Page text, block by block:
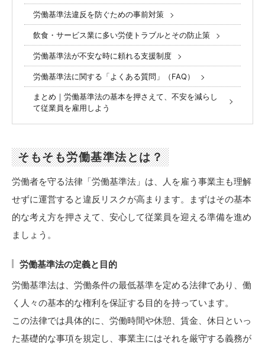
労働基準法違反を防ぐための事前対策
飲食・サービス業に多い労使トラブルとその防止策
労働基準法が不安な時に頼れる支援制度
労働基準法に関する「よくある質問」（FAQ）
まとめ｜労働基準法の基本を押さえて、不安を減らし
て従業員を雇用しよう
そもそも労働基準法とは？
労働者を守る法律「労働基準法」は、人を雇う事業主も理解
せずに運営すると違反リスクが高まります。まずはその基本
的な考え方を押さえて、安心して従業員を迎える準備を進め
ましょう。
労働基準法の定義と目的
労働基準法は、労働条件の最低基準を定める法律であり、働
く人々の基本的な権利を保証する目的を持っています。
この法律では具体的に、労働時間や休憩、賃金、休日といっ
た基礎的な事項を規定し、事業主にはそれを厳守する義務が